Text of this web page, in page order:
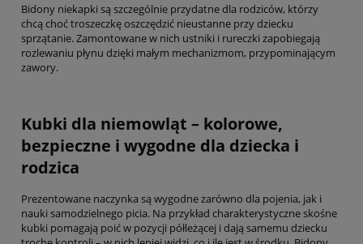
Bidony niekapki są szczególnie przydatne dla rodziców, którzy
chcą choć troszeczkę oszczędzić nieustanne przy dziecku
sprzątanie. Zamontowane w nich ustniki i rureczki zapobiegają
rozlewaniu płynu dzięki małym mechanizmom, przypominającym
zawory.
Kubki dla niemowląt – kolorowe,
bezpieczne i wygodne dla dziecka i
rodzica
Prezentowane naczynka są wygodne zarówno dla pojenia, jak i
nauki samodzielnego picia. Na przykład charakterystyczne skośne
kubki pomagają poić w pozycji półleżącej i dają samemu dziecku